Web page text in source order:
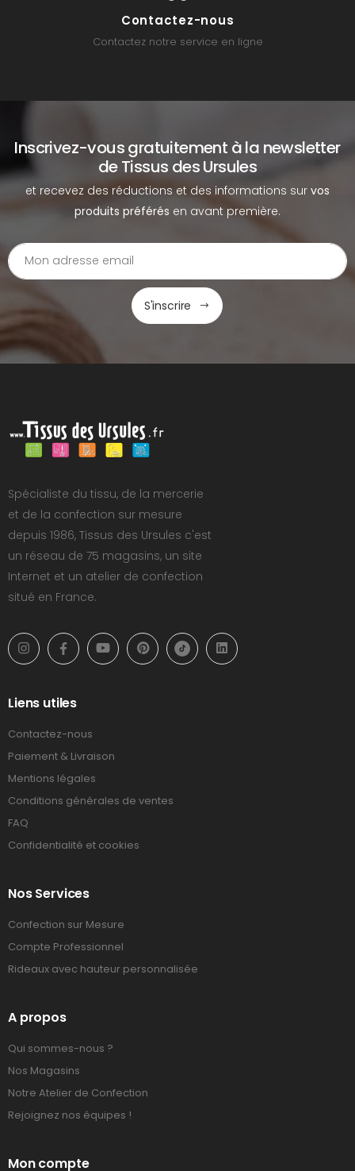
Contactez-nous
Contactez notre service en ligne
Inscrivez-vous gratuitement à la newsletter
de Tissus des Ursules
et recevez des réductions et des informations sur vos
produits préférés en avant première.
S'inscrire
Spécialiste du tissu, de la mercerie
et de la confection sur mesure
depuis 1986, Tissus des Ursules c'est
un réseau de 75 magasins, un site
Internet et un atelier de confection
situé en France.
Liens utiles
Contactez-nous
Paiement & Livraison
Mentions légales
Conditions générales de ventes
FAQ
Confidentialité et cookies
Nos Services
Confection sur Mesure
Compte Professionnel
Rideaux avec hauteur personnalisée
A propos
Qui sommes-nous ?
Nos Magasins
Notre Atelier de Confection
Rejoignez nos équipes !
Mon compte